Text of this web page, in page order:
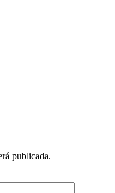
publicada.